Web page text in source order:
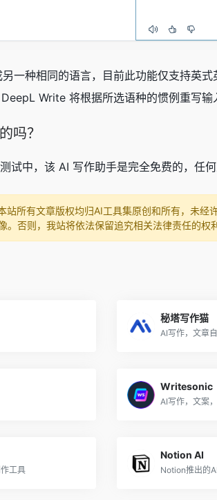
一种相同的语言，目前此功能仅支持英
Write 将根据所选语种的惯例重写输
吗？
试中，该 AI 写作助手是完全免费的，任
所有文章版权均归AI工具集原创和所有，未
。否则，我站将依法保留追究相关法律责任的权利
秘塔写作猫
AI写作，文章
Writesonic
AI写作，文案
工具
Notion AI
Notion推出的